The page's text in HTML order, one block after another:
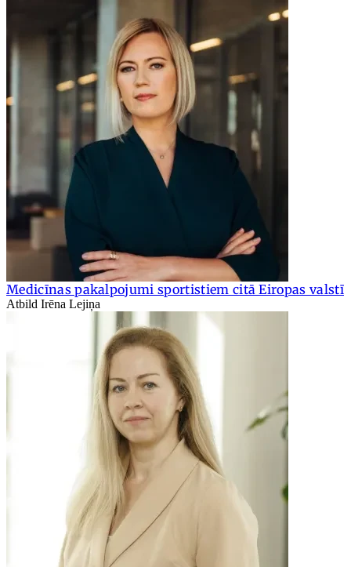
Medicīnas pakalpojumi sportistiem citā Eiropas valstī
Atbild Irēna Lejiņa